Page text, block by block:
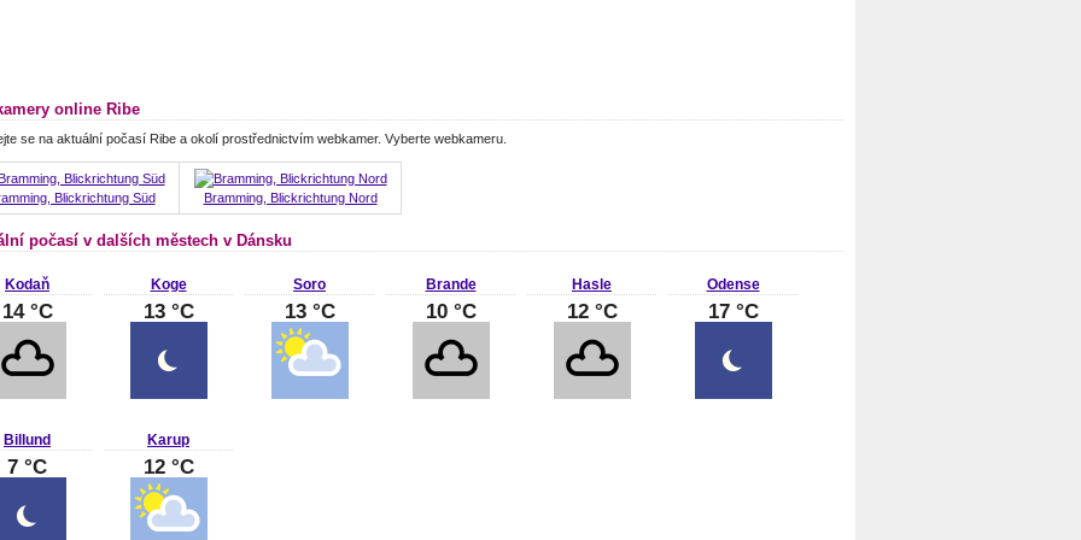
online Ribe
se na aktuální počasí Ribe a okolí prostřednictvím webkamer. Vyberte webkameru.
Blickrichtung Süd Bramming, Blickrichtung Nord
počasí v dalších městech v Dánsku
Kodaň
14 °C
Koge
13 °C
Soro
13 °C
Brande
10 °C
Hasle
12 °C
Odense
17 °C
Billund
7 °C
Karup
12 °C